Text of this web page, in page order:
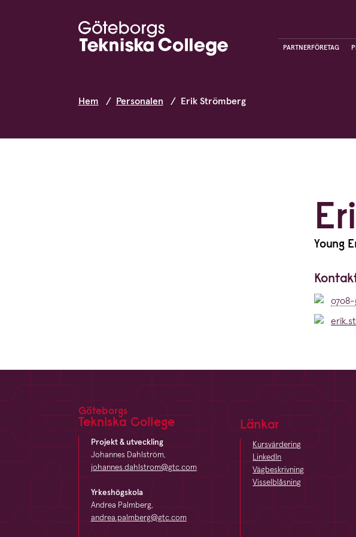
PARTNERFÖRETAG
Hem Personalen Erik Strömberg
Young
0708-
Footer
Göteborgs
Tekniska College
Projekt & utveckling
Johannes Dahlström,
johannes.dahlstrom@gtc.com
Yrkeshögskola
Andrea Palmberg,
andrea.palmberg@gtc.com
Länkar
Kursvärdering
LinkedIn
Vägbeskrivning
Visselblåsning